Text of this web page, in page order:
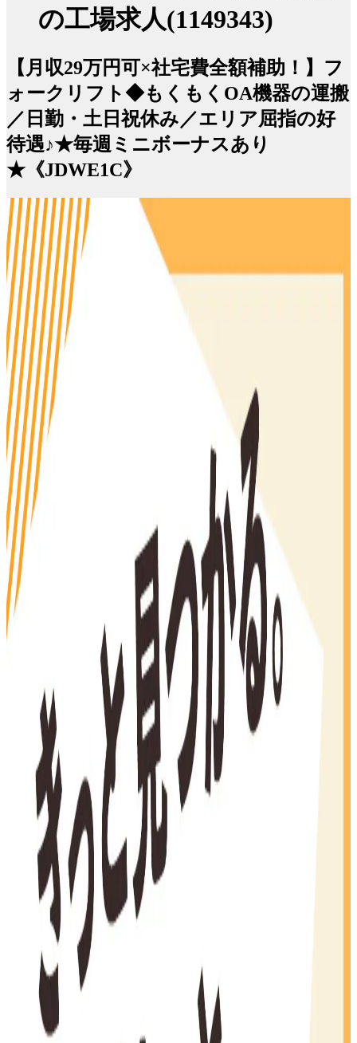
の工場求人(1149343)
【月収29万円可×社宅費全額補助！】フ
ォークリフト◆もくもくOA機器の運搬
／日勤・土日祝休み／エリア屈指の好
待遇♪★毎週ミニボーナスあり
★《JDWE1C》